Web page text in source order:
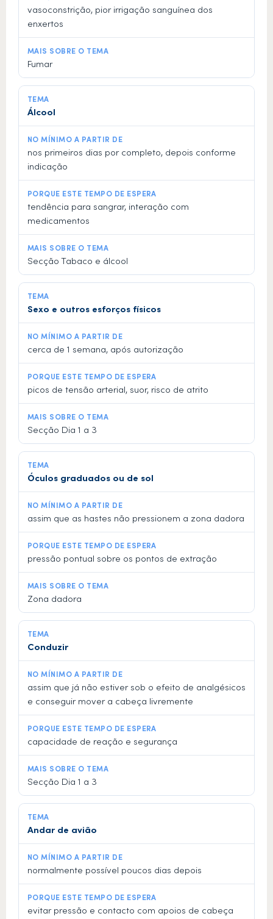
vasoconstrição, pior irrigação sanguínea dos
enxertos
Fumar
Álcool
nos primeiros dias por completo, depois conforme
indicação
tendência para sangrar, interação com
medicamentos
Secção Tabaco e álcool
Sexo e outros esforços físicos
cerca de 1 semana, após autorização
picos de tensão arterial, suor, risco de atrito
Secção Dia 1 a 3
Óculos graduados ou de sol
assim que as hastes não pressionem a zona dadora
pressão pontual sobre os pontos de extração
Zona dadora
Conduzir
assim que já não estiver sob o efeito de analgésicos
e conseguir mover a cabeça livremente
capacidade de reação e segurança
Secção Dia 1 a 3
Andar de avião
normalmente possível poucos dias depois
evitar pressão e contacto com apoios de cabeça